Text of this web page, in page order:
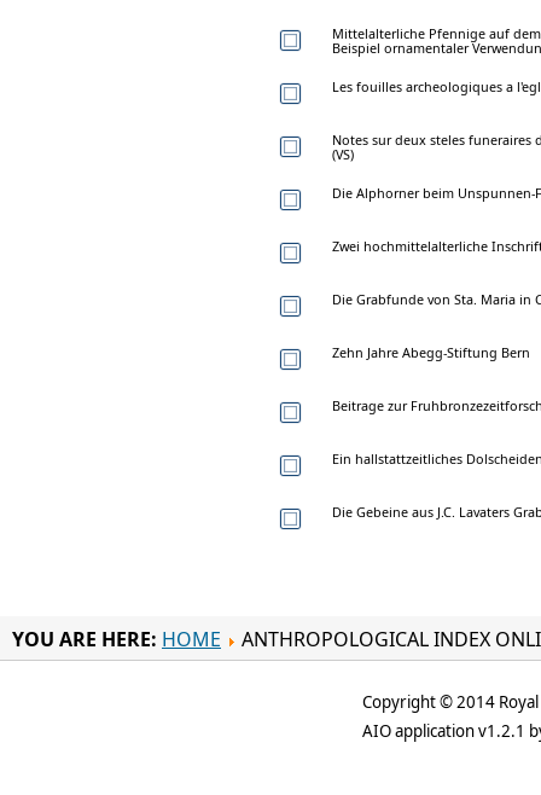
Mittelalterliche Pfennige auf
Beispiel ornamentaler
Les fouilles archeologiques a
Notes sur deux steles funeraires
(VS)
Die Alphorner beim Unspunnen-
Zwei hochmittelalterliche
Die Grabfunde von Sta. Maria in
Zehn Jahre Abegg-Stiftung Bern
Beitrage zur
Ein hallstattzeitliches
Die Gebeine aus J.C. Lavaters
YOU ARE HERE: HOME ANTHROPOLOGICAL INDEX
Copyright © 2014
AIO application v1.2.1